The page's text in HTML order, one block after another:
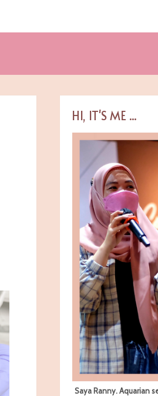
HI, IT'S ME ...
Saya Ranny. Aquarian